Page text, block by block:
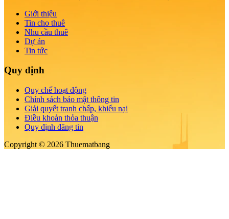
Giới thiệu
Tin cho thuê
Nhu cầu thuê
Dự án
Tin tức
Quy định
Quy chế hoạt động
Chính sách bảo mật thông tin
Giải quyết tranh chấp, khiếu nại
Điều khoản thỏa thuận
Quy định đăng tin
Copyright © 2026 Thuematbang